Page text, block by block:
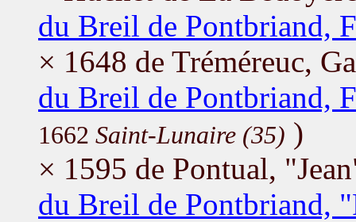
du Breil de Pontbriand,
× 1648 de Tréméreuc,
du Breil de Pontbriand,
1662 Saint-Lunaire (35) )
× 1595 de Pontual,
du Breil de Pontbriand,